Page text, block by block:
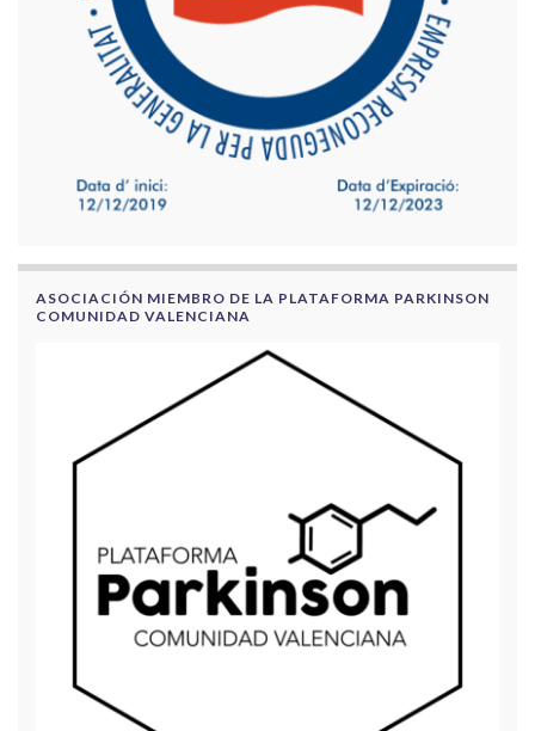
ASOCIACIÓN MIEMBRO DE LA PLATAFORMA PARKINSON
COMUNIDAD VALENCIANA